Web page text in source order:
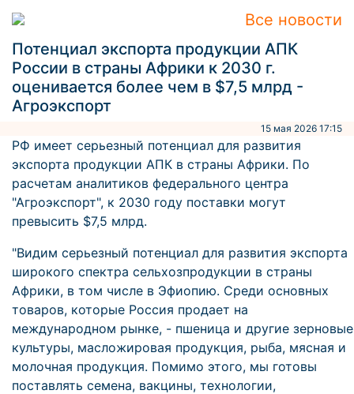
Все новости
Потенциал экспорта продукции АПК
России в страны Африки к 2030 г.
оценивается более чем в $7,5 млрд -
Агроэкспорт
15 мая 2026 17:15
РФ имеет серьезный потенциал для развития
экспорта продукции АПК в страны Африки. По
расчетам аналитиков федерального центра
"Агроэкспорт", к 2030 году поставки могут
превысить $7,5 млрд.
"Видим серьезный потенциал для развития экспорта
широкого спектра сельхозпродукции в страны
Африки, в том числе в Эфиопию. Среди основных
товаров, которые Россия продает на
международном рынке, - пшеница и другие зерновые
культуры, масложировая продукция, рыба, мясная и
молочная продукция. Помимо этого, мы готовы
поставлять семена, вакцины, технологии,